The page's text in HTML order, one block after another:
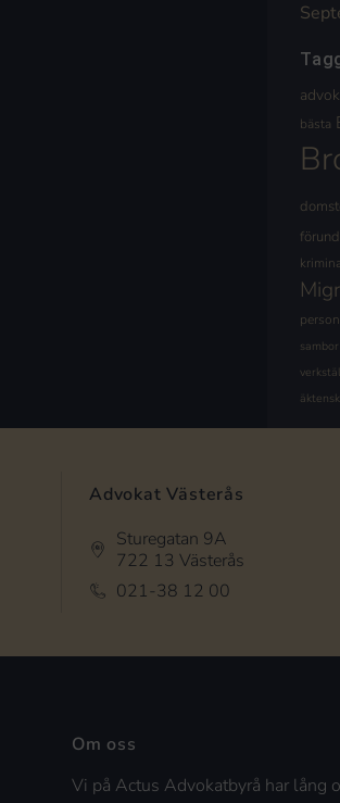
bästa
sambor
Advokat Västerås
Sturegatan 9A
722 13 Västerås
021-38 12 00
Om oss
Vi på Actus Advokatbyrå har lång